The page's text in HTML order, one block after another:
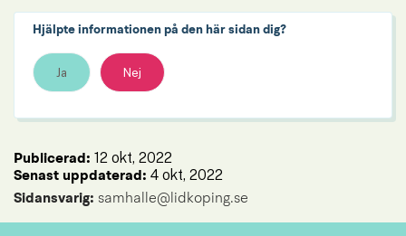
Hjälpte informationen på den här sidan dig?
Ja Nej
Publicerad: 12 okt, 2022
Senast uppdaterad: 4 okt, 2022
Sidansvarig: samhalle@lidkoping.se